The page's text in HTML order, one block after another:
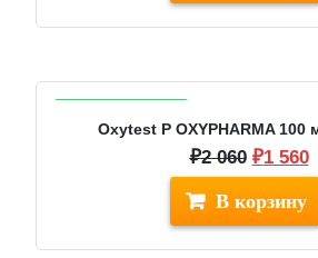
Oxytest P OXYPHARMA 100
₽2 060
цена
₽2
060.
₽1 560